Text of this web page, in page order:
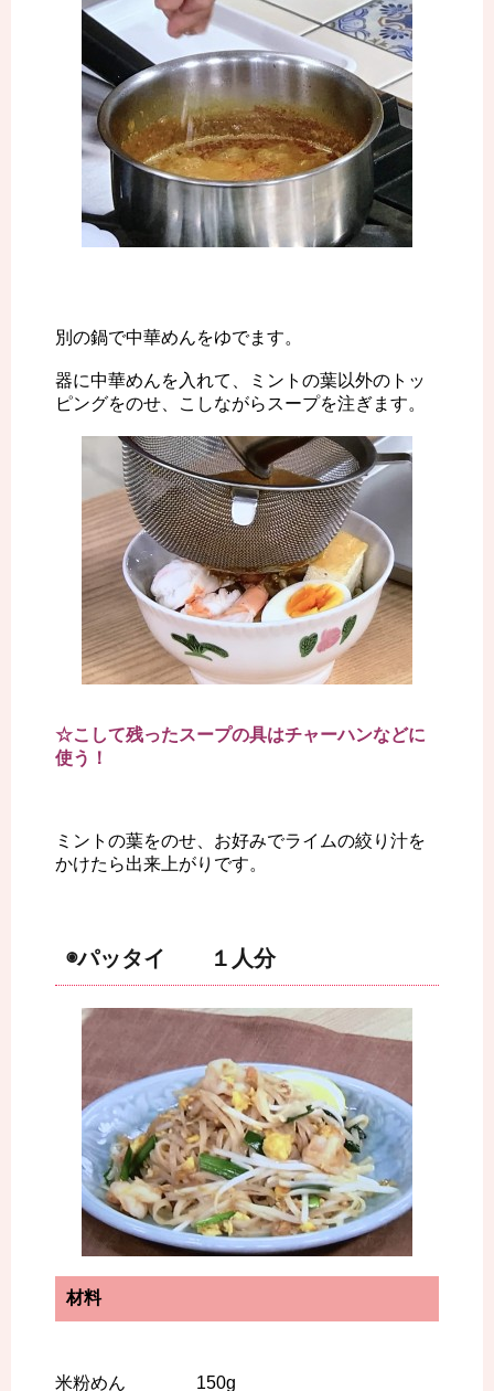
別の鍋で中華めんをゆでます。
器に中華めんを入れて、ミントの葉以外のトッ
ピングをのせ、こしながらスープを注ぎます。
☆こして残ったスープの具はチャーハンなどに
使う！
ミントの葉をのせ、お好みでライムの絞り汁を
かけたら出来上がりです。
◉パッタイ １人分
材料
米粉めん 150g